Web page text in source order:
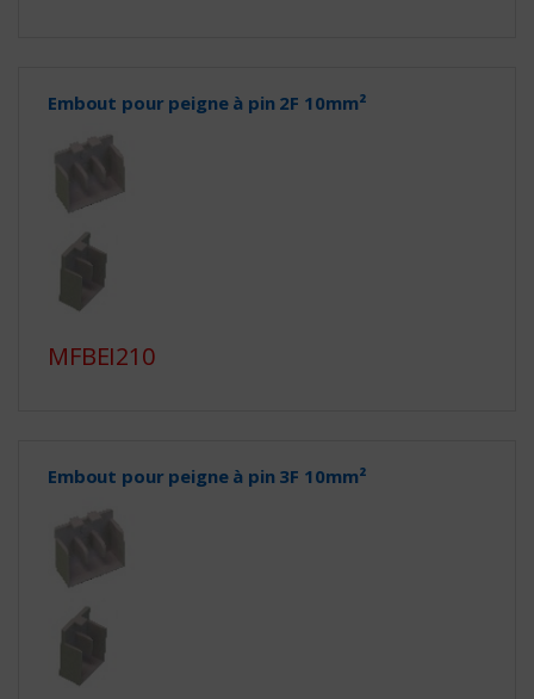
Embout pour peigne à pin 2F 10mm²
MFBEI210
Embout pour peigne à pin 3F 10mm²